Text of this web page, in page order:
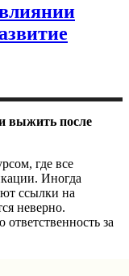
выжить после
где все
Иногда
ссылки на
неверно.
за